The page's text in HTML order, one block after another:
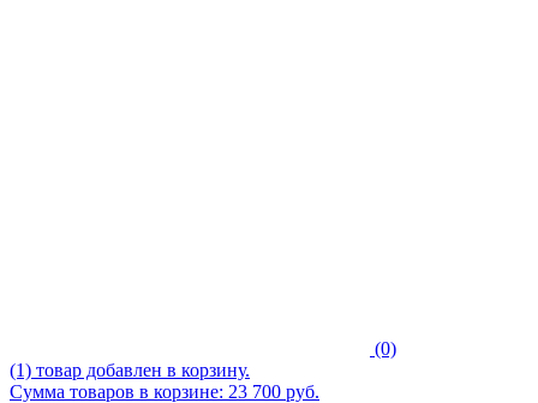
(0)
(1) товар добавлен в корзину.
Сумма товаров в корзине: 23 700 руб.